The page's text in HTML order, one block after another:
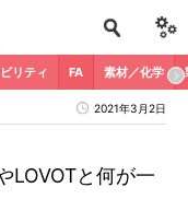
リティ FA 素材／化学
2021年3月2日
LOVOTと何が一